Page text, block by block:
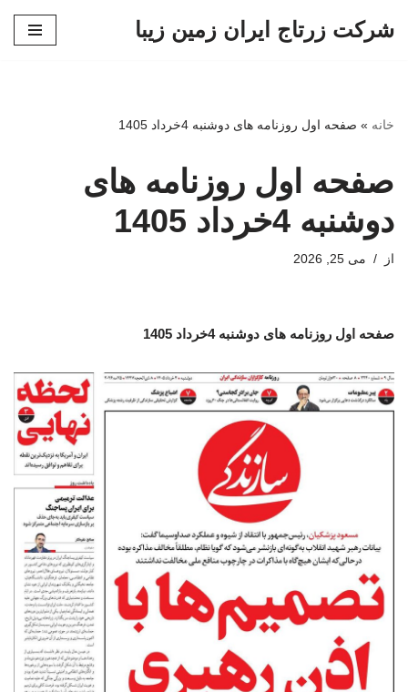
شرکت زرتاج ایران زمین زیبا
خانه » صفحه اول روزنامه های دوشنبه 4خرداد 1405
صفحه اول روزنامه های
دوشنبه 4خرداد 1405
از می 25, 2026
صفحه اول روزنامه های دوشنبه 4خرداد 1405